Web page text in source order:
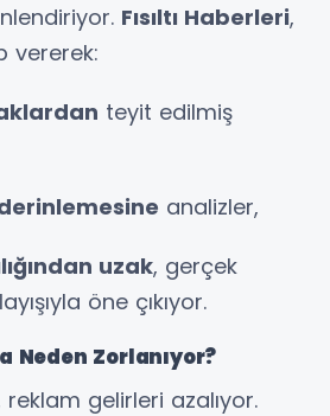
Fısıltı Haberleri,
vererek:
teyit edilmiş
analizler,
uzak, gerçek
öne çıkıyor.
Neden Zorlanıyor?
reklam gelirleri azalıyor.